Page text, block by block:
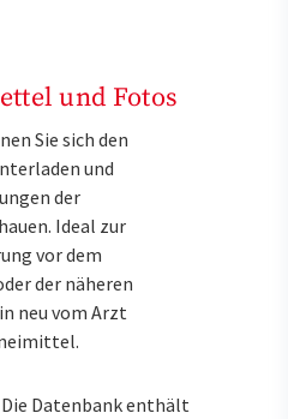
und Fotos
Sie sich den
und
der
Ideal zur
vor dem
der näheren
neu vom Arzt
Datenbank enthält